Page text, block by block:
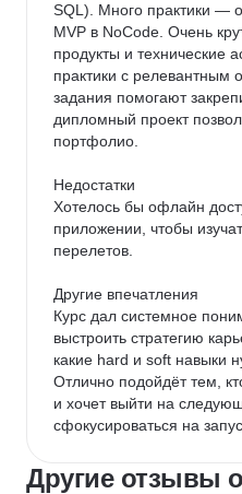
SQL). Много практики —
MVP в NoCode. Очень
продукты и технические
практики с
задания помогают
дипломный проект
портфолио.
Недостатки
Хотелось бы офлайн
приложении, чтобы
перелетов.
Другие впечатления
Курс дал системное
выстроить стратегию
какие hard и soft навыки
Отлично подойдёт тем,
и хочет выйти на
сфокусироваться на
Другие отзывы